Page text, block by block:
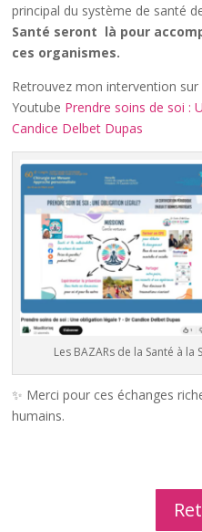
principal du système de santé
Santé seront là pour
ces organismes.
Retrouvez mon intervention
Youtube Prendre soins de soi :
Candice Delbet Dupas
Les BAZARs de la Santé à la
✨ Merci pour ces échanges
humains.